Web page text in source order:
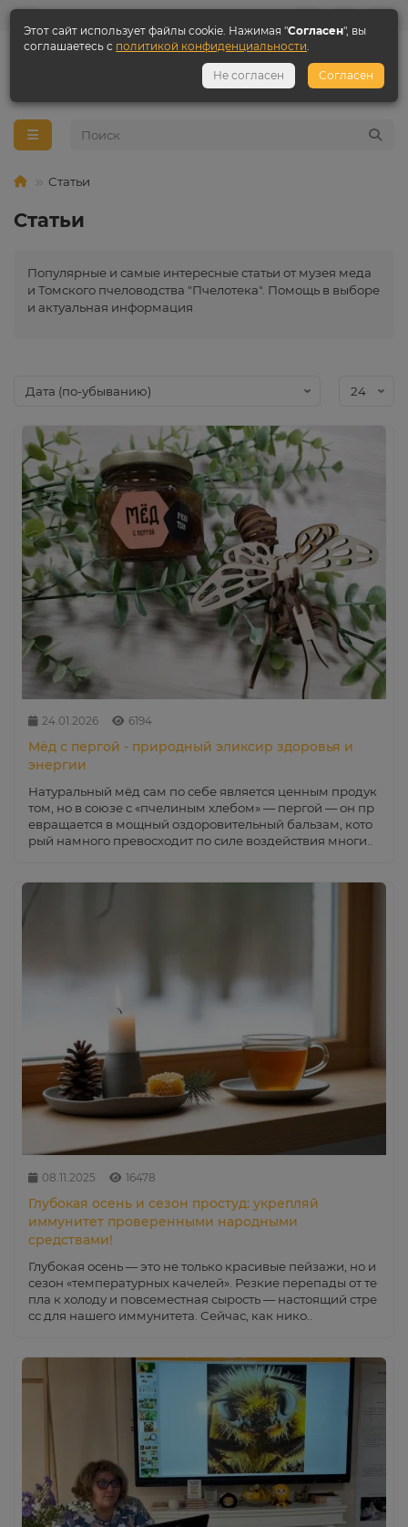
+7 3822 984 618
+7 923 407 65 00
Статьи
Статьи
Популярные и самые интересные статьи от музея меда
и Томского пчеловодства "Пчелотека". Помощь в выборе
и актуальная информация
24.01.2026 6194
Мёд с пергой - природный эликсир здоровья и
энергии
Натуральный мёд сам по себе является ценным продук
том, но в союзе с «пчелиным хлебом» — пергой — он пр
евращается в мощный оздоровительный бальзам, кото
рый намного превосходит по силе воздействия многи..
08.11.2025 16478
Глубокая осень и сезон простуд: укрепляй
иммунитет проверенными народными
средствами!
Глубокая осень — это не только красивые пейзажи, но и
сезон «температурных качелей». Резкие перепады от те
пла к холоду и повсеместная сырость — настоящий стре
сс для нашего иммунитета. Сейчас, как нико..
Этот сайт использует файлы cookie. Нажимая "Согласен", вы
соглашаетесь с политикой конфиденциальности.
Не согласен Согласен